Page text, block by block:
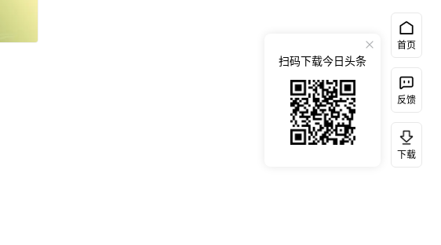
首页
反馈
下载
扫码下载今日头条